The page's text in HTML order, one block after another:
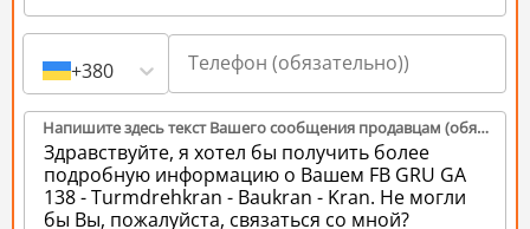
+380
Напишите здесь текст Вашего сообщения продавцам (обязательно)